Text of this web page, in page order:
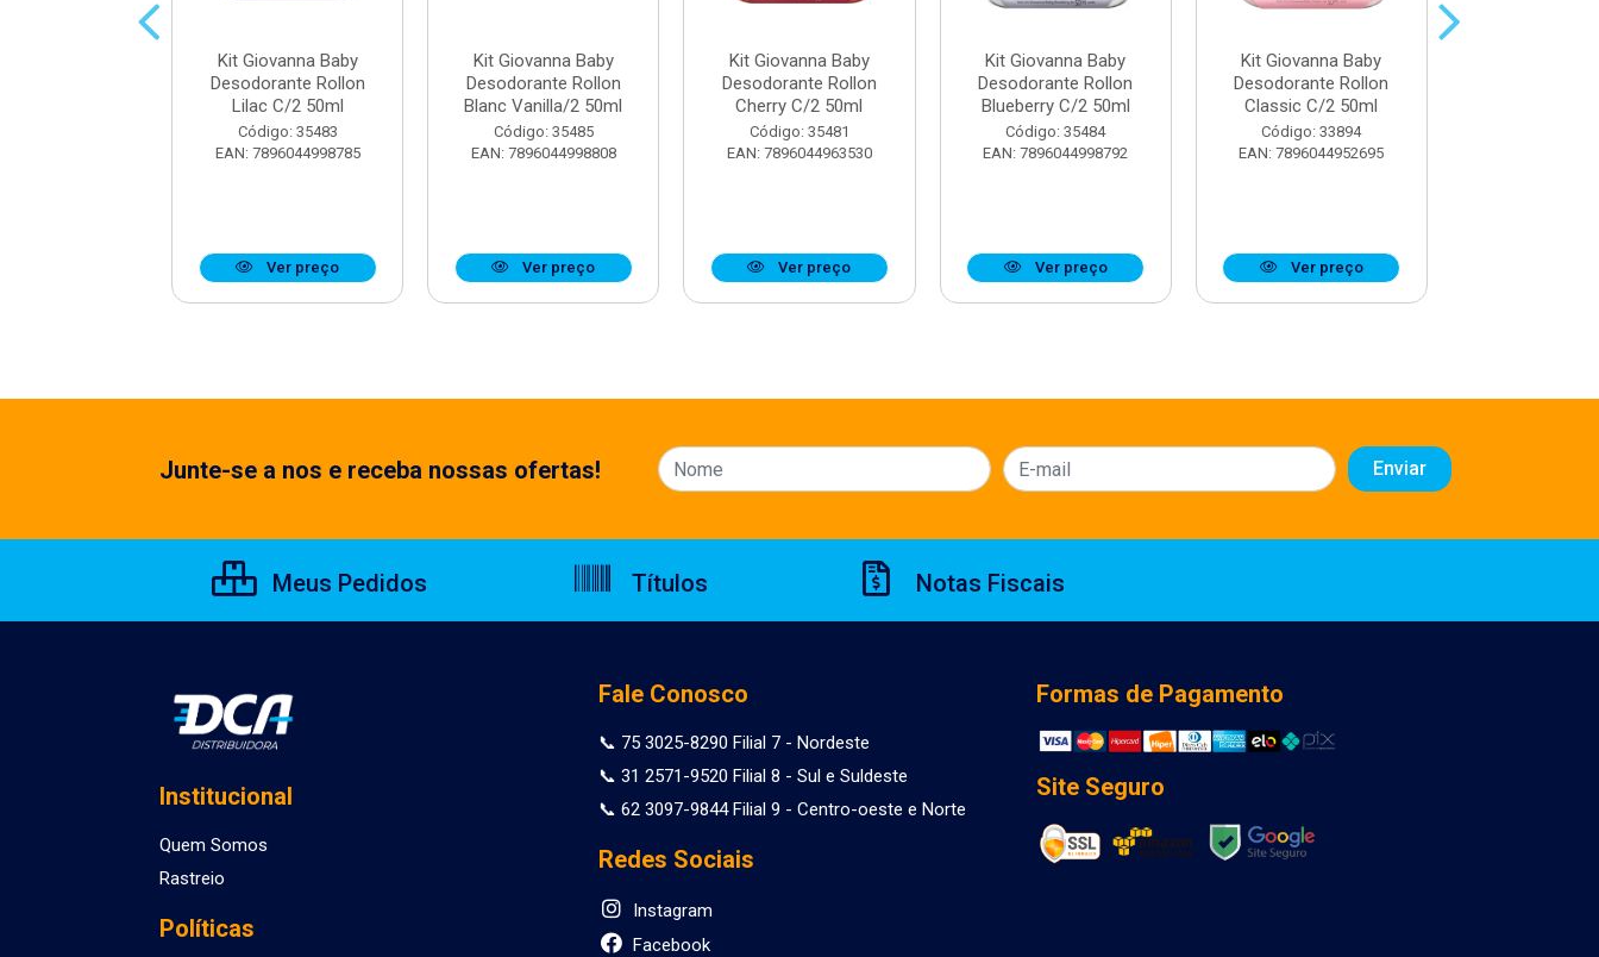
Kit Giovanna Baby
Desodorante Rollon
Lilac C/2 50ml
Código: 35483
EAN: 7896044998785
Ver preço
Kit Giovanna Baby
Desodorante Rollon
Blanc Vanilla/2 50ml
Código: 35485
EAN: 7896044998808
Ver preço
Kit Giovanna Baby
Desodorante Rollon
Cherry C/2 50ml
Código: 35481
EAN: 7896044963530
Ver preço
Kit Giovanna Baby
Desodorante Rollon
Blueberry C/2 50ml
Código: 35484
EAN: 7896044998792
Ver preço
Kit Giovanna Baby
Desodorante Rollon
Classic C/2 50ml
Código: 33894
EAN: 7896044952695
Ver preço
Junte-se a nos e receba nossas ofertas!
Meus Pedidos Títulos Notas Fiscais
Institucional
Quem Somos
Rastreio
Políticas
Fale Conosco
📞 75 3025-8290 Filial 7 - Nordeste
📞 31 2571-9520 Filial 8 - Sul e Suldeste
📞 62 3097-9844 Filial 9 - Centro-oeste e Norte
Redes Sociais
Instagram
Facebook
Formas de Pagamento
Site Seguro